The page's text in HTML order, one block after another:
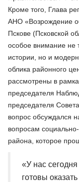
Кроме того, Глава
АНО «Возрождение
Пскове (Псковской
особое внимание не
истории, но и
облика районного
рассмотрены в
председателя
председателя
вопрос обсуждался
вопросам
района, которое
«У нас
готовы